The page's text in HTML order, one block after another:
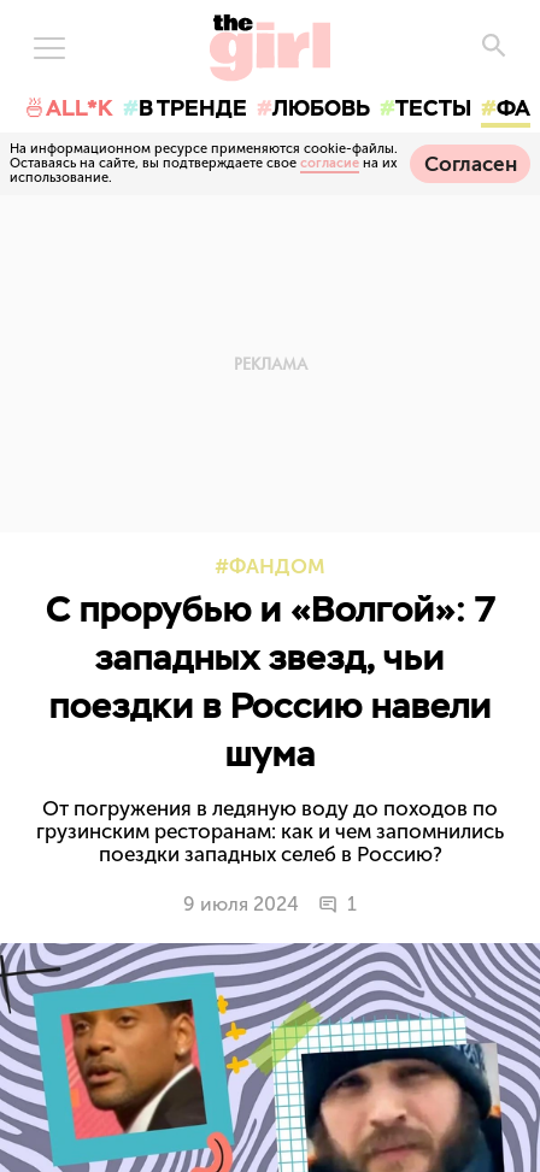
🍜ALL*K В ТРЕНДЕ ЛЮБОВЬ ТЕСТЫ
На информационном ресурсе применяются cookie-файлы.
Оставаясь на сайте, вы подтверждаете свое согласие на их
использование.
Согласен
ФАНДОМ
С прорубью и «Волгой»: 7
западных звезд, чьи
поездки в Россию навели
шума
От погружения в ледяную воду до походов по
грузинским ресторанам: как и чем запомнились
поездки западных селеб в Россию?
9 июля 2024 1